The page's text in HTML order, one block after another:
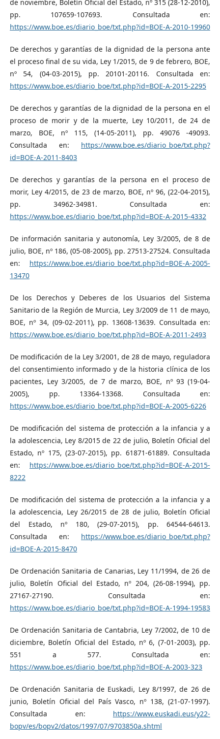
de noviembre, Boletín Oficial del Estado, nº 315 (28-12-2010),
pp. 107659-107693. Consultada en:
https://www.boe.es/diario_boe/txt.php?id=BOE-A-2010-19960
De derechos y garantías de la dignidad de la persona ante
el proceso final de su vida, Ley 1/2015, de 9 de febrero, BOE,
nº 54, (04-03-2015), pp. 20101-20116. Consultada en:
https://www.boe.es/diario_boe/txt.php?id=BOE-A-2015-2295
De derechos y garantías de la dignidad de la persona en el
proceso de morir y de la muerte, Ley 10/2011, de 24 de
marzo, BOE, nº 115, (14-05-2011), pp. 49076 -49093.
Consultada en: https://www.boe.es/diario_boe/txt.php?
id=BOE-A-2011-8403
De derechos y garantías de la persona en el proceso de
morir, Ley 4/2015, de 23 de marzo, BOE, nº 96, (22-04-2015),
pp. 34962-34981. Consultada en:
https://www.boe.es/diario_boe/txt.php?id=BOE-A-2015-4332
De información sanitaria y autonomía, Ley 3/2005, de 8 de
julio, BOE, nº 186, (05-08-2005), pp. 27513-27524. Consultada
en: https://www.boe.es/diario_boe/txt.php?id=BOE-A-2005-
13470
De los Derechos y Deberes de los Usuarios del Sistema
Sanitario de la Región de Murcia, Ley 3/2009 de 11 de mayo,
BOE, nº 34, (09-02-2011), pp. 13608-13639. Consultada en:
https://www.boe.es/diario_boe/txt.php?id=BOE-A-2011-2493
De modificación de la Ley 3/2001, de 28 de mayo, reguladora
del consentimiento informado y de la historia clínica de los
pacientes, Ley 3/2005, de 7 de marzo, BOE, nº 93 (19-04-
2005), pp. 13364-13368. Consultada en:
https://www.boe.es/diario_boe/txt.php?id=BOE-A-2005-6226
De modificación del sistema de protección a la infancia y a
la adolescencia, Ley 8/2015 de 22 de julio, Boletín Oficial del
Estado, nº 175, (23-07-2015), pp. 61871-61889. Consultada
en: https://www.boe.es/diario_boe/txt.php?id=BOE-A-2015-
8222
De modificación del sistema de protección a la infancia y a
la adolescencia, Ley 26/2015 de 28 de julio, Boletín Oficial
del Estado, nº 180, (29-07-2015), pp. 64544-64613.
Consultada en: https://www.boe.es/diario_boe/txt.php?
id=BOE-A-2015-8470
De Ordenación Sanitaria de Canarias, Ley 11/1994, de 26 de
julio, Boletín Oficial del Estado, nº 204, (26-08-1994), pp.
27167-27190. Consultada en:
https://www.boe.es/diario_boe/txt.php?id=BOE-A-1994-19583
De Ordenación Sanitaria de Cantabria, Ley 7/2002, de 10 de
diciembre, Boletín Oficial del Estado, nº 6, (7-01-2003), pp.
551 a 577. Consultada en:
https://www.boe.es/diario_boe/txt.php?id=BOE-A-2003-323
De Ordenación Sanitaria de Euskadi, Ley 8/1997, de 26 de
junio, Boletín Oficial del País Vasco, nº 138, (21-07-1997).
Consultada en: https://www.euskadi.eus/y22-
bopv/es/bopv2/datos/1997/07/9703850a.shtml